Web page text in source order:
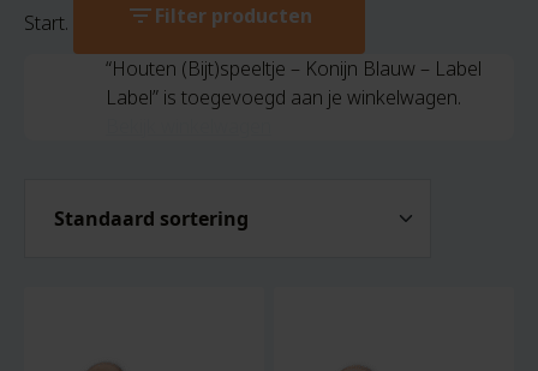
Start. filter_listFilter producten
“Houten (Bijt)speeltje – Konijn Blauw – Label
Label” is toegevoegd aan je winkelwagen.